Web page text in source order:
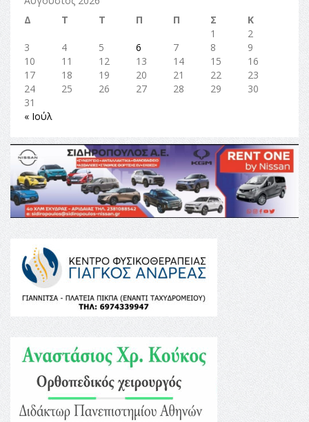
Δ
Τ Τ Π Π Σ
Κ
1
2
3
4 5 6 7 8
9
10
11 12 13 14 15
16
17
18 19 20 21 22
23
24
25 26 27 28 29
30
31
« Ιούλ